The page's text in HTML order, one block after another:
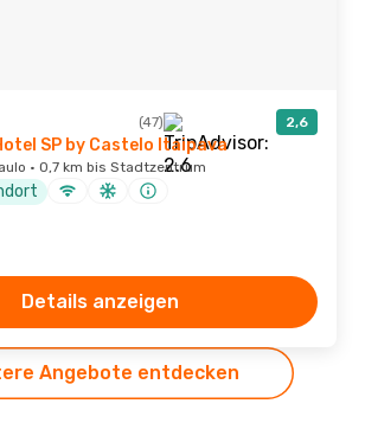
(47) 2,6
SP by Castelo Itaipava
· 0,7 km bis Stadtzentrum
Details anzeigen
Angebote entdecken